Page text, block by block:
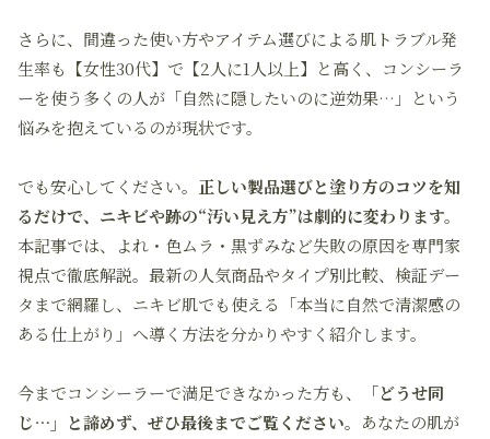
さらに、間違った使い方やアイテム選びによる肌トラブル発
生率も【女性30代】で【2人に1人以上】と高く、コンシーラ
ーを使う多くの人が「自然に隠したいのに逆効果…」という
悩みを抱えているのが現状です。
でも安心してください。 正しい製品選びと塗り方のコツを知
るだけで、ニキビや跡の“汚い見え方”は劇的に変わります。
本記事では、よれ・色ムラ・黒ずみなど失敗の原因を専門家
視点で徹底解説。最新の人気商品やタイプ別比較、検証デー
タまで網羅し、ニキビ肌でも使える「本当に自然で清潔感の
ある仕上がり」へ導く方法を分かりやすく紹介します。
今までコンシーラーで満足できなかった方も、
「どうせ同
じ…」と諦めず、ぜひ最後までご覧ください。 あなたの肌が